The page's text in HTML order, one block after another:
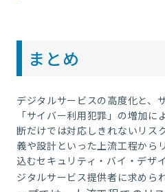
まとめ
デジタルサービスの高度化と、
「サイバー利用犯罪」の増加
断だけでは対応しきれないリス
義や設計といった上流工程から
込むセキュリティ・バイ・デザ
ジタルサービス提供者に求めら